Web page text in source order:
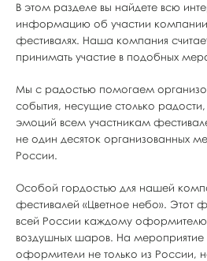
В этом разделе вы найдете всю
информацию об участии
фестивалях. Наша компания
принимать участие в подобных
Мы с радостью помогаем
события, несущие столько
эмоций всем участникам
не один десяток организованных
России.
Особой гордостью для нашей
фестивалей «Цветное небо». Этот
всей России каждому
воздушных шаров. На
оформители не только из России,